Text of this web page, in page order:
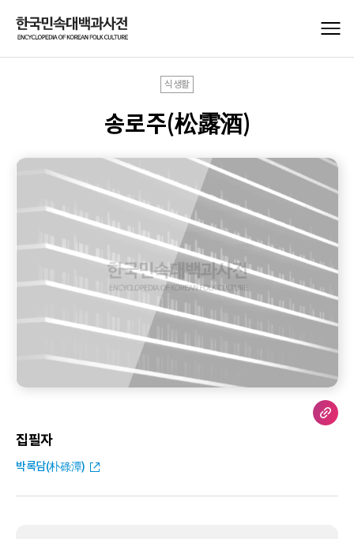
식생활
송로주(松露酒)
집필자
박록담(朴碌潭)